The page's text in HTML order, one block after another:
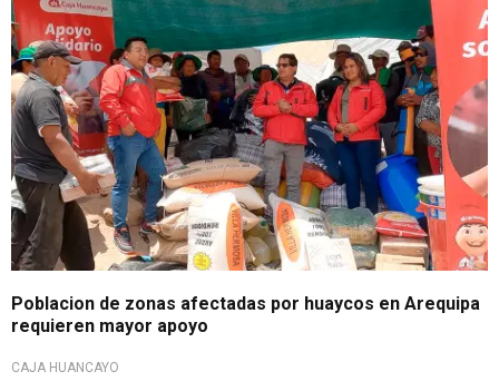
Poblacion de zonas afectadas por huaycos en Arequipa
requieren mayor apoyo
CAJA HUANCAYO